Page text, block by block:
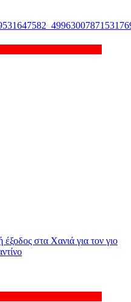
στα Χανιά για τον γιο